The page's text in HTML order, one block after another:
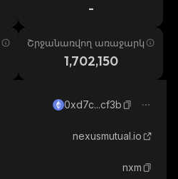
-
Շրջանառվող առաջարկ
1,702,150
0xd7c...cf3b
nexusmutual.io
nxm